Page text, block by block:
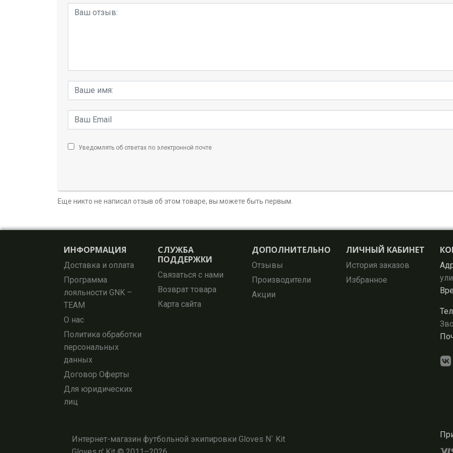
Уведомлять об ответах по электронной почте
Еще никто не написал отзыв об этом товаре, вы можете быть первым.
ИНФОРМАЦИЯ
Доставка и оплата
Программа
лояльности GNK –
TEAM
О нас
Политика обработки
персональных
данных
Договор Оферты
Для юридических
лиц
СЛУЖБА
ПОДДЕРЖКИ
Связаться с нами
Возврат товара
Карта сайта
ДОПОЛНИТЕЛЬНО
Отзывы
Производители
Акции
ЛИЧНЫЙ КАБИНЕТ
История заказов
Избранное
Интернет-магазин футбольной экипировки Gloves N` Kit